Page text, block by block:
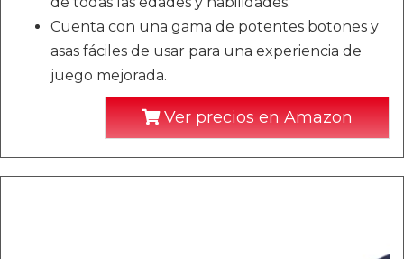
Cuenta con una gama de potentes botones y
asas fáciles de usar para una experiencia de
juego mejorada.
Ver precios en Amazon